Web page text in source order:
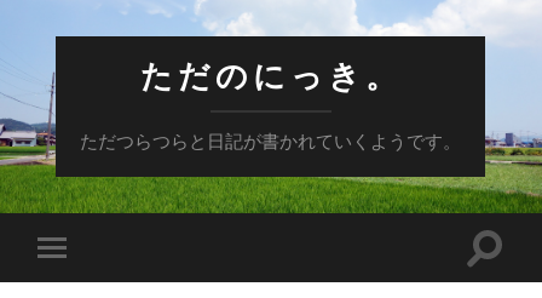
ただのにっき。
ただつらつらと日記が書かれていくようです。
モ
バ
検